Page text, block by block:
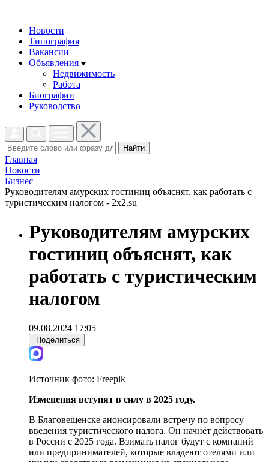
Новости
Типография
Вакансии
Объявления
Недвижимость
Работа
Биографии
Руководство
Найти
Главная
Новости
Бизнес
Руководителям амурских гостиниц объяснят, как работать с
туристическим налогом - 2x2.su
Руководителям амурских
гостиниц объяснят, как
работать с туристическим
налогом
09.08.2024 17:05
Поделиться
Источник фото: Freepik
Изменения вступят в силу в 2025 году.
В Благовещенске анонсировали встречу по вопросу
введения туристического налога. Он начнёт действовать
в России с 2025 года. Взимать налог будут с компаний
или предпринимателей, которые владеют отелями или